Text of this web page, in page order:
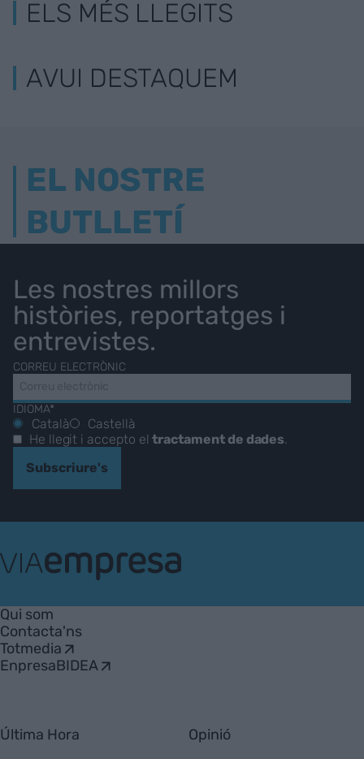
ELS MÉS LLEGITS
AVUI DESTAQUEM
EL NOSTRE
BUTLLETÍ
Les nostres millors
històries, reportatges i
entrevistes.
CORREU ELECTRÒNIC
IDIOMA*
Català
Castellà
He llegit i accepto eltractament de dades.
Subscriure's
Empresa
Qui som
Contacta'ns
Totmedia
EnpresaBIDEA
Última Hora Opinió